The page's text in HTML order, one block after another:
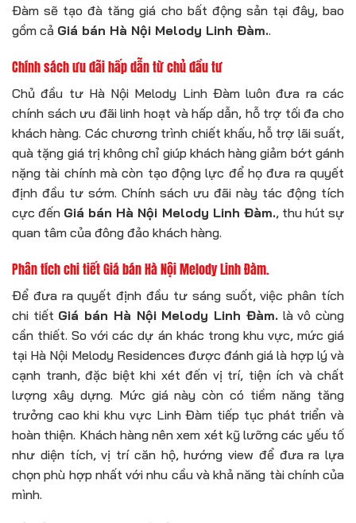
Đàm sẽ tạo đà tăng giá cho bất động sản tại đây, bao
gồm cả Giá bán Hà Nội Melody Linh Đàm..
Chính sách ưu đãi hấp dẫn từ chủ đầu tư
Chủ đầu tư Hà Nội Melody Linh Đàm luôn đưa ra các
chính sách ưu đãi linh hoạt và hấp dẫn, hỗ trợ tối đa cho
khách hàng. Các chương trình chiết khấu, hỗ trợ lãi suất,
quà tặng giá trị không chỉ giúp khách hàng giảm bớt gánh
nặng tài chính mà còn tạo động lực để họ đưa ra quyết
định đầu tư sớm. Chính sách ưu đãi này tác động tích
cực đến Giá bán Hà Nội Melody Linh Đàm., thu hút sự
quan tâm của đông đảo khách hàng.
Phân tích chi tiết Giá bán Hà Nội Melody Linh Đàm.
Để đưa ra quyết định đầu tư sáng suốt, việc phân tích
chi tiết Giá bán Hà Nội Melody Linh Đàm.là vô cùng
cần thiết. So với các dự án khác trong khu vực, mức giá
tại Hà Nội Melody Residences được đánh giá là hợp lý và
cạnh tranh, đặc biệt khi xét đến vị trí, tiện ích và chất
lượng xây dựng. Mức giá này còn có tiềm năng tăng
trưởng cao khi khu vực Linh Đàm tiếp tục phát triển và
hoàn thiện. Khách hàng nên xem xét kỹ lưỡng các yếu tố
như diện tích, vị trí căn hộ, hướng view để đưa ra lựa
chọn phù hợp nhất với nhu cầu và khả năng tài chính của
mình.